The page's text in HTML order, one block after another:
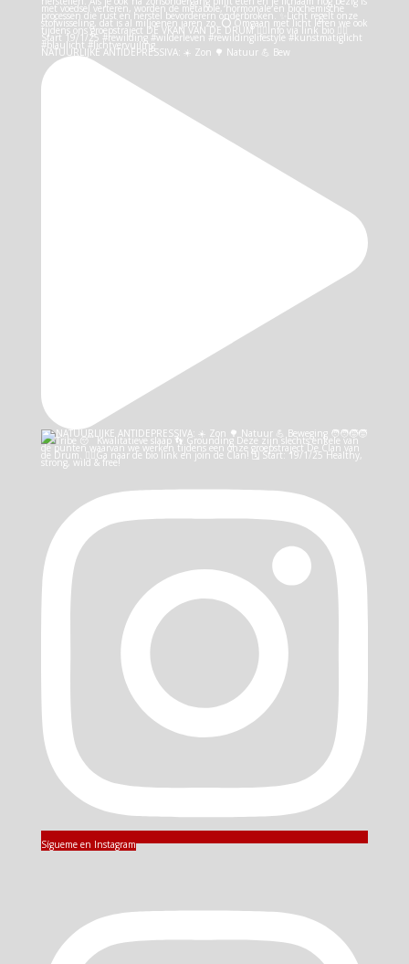
NATUURLIJKE ANTIDEPRESSIVA: ☀️ Zon 🌳 Natuur 💪 Bew
Sígueme en Instagram